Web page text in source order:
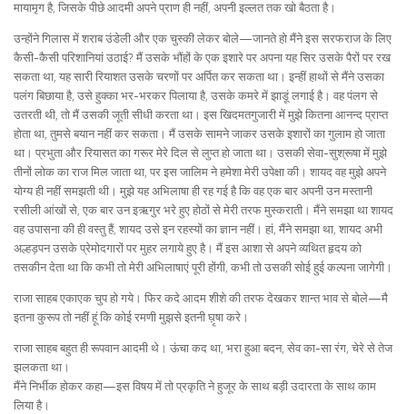
मायामृग है, जिसके पीछे आदमी अपने प्राण ही नहीं, अपनी इल्लत तक खो बैठता है।
उन्होंने गिलास में शराब उंडेली और एक चुस्की लेकर बोले—जानते हो मैंने इस सरफराज के लिए
कैसी-कैसी परिशानियां उठाई? मैं उसके भौंहों के एक इशारे पर अपना यह सिर उसके पैरों पर रख
सकता था, यह सारी रियाशत उसके चरणों पर अर्पित कर सकता था। इन्हीं हाथों से मैंने उसका
पलंग बिछाया है, उसे हुक्का भर-भरकर पिलाया है, उसके कमरे में झाडूं लगाई है। वह पंलग से
उतरती थी, तो मैं उसकी जूती सीधी करता था। इस खिदमतगुजारी में मुझे कितना आनन्द प्राप्त
होता था, तुमसे बयान नहीं कर सकता। मैं उसके सामने जाकर उसके इशारों का गुलाम हो जाता
था। प्रभुता और रियासत का गरूर मेरे दिल से लुप्त हो जाता था। उसकी सेवा-सुश्रूषा में मुझे
तीनों लोक का राज मिल जाता था, पर इस जालिम ने हमेशा मेरी उपेक्षा की। शायद वह मुझे अपने
योग्य ही नहीं समझती थी। मुझे यह अभिलाषा ही रह गई है कि वह एक बार अपनी उन मस्तानी
रसीली आंखों से, एक बार उन इऋगुर भरे हुए होठों से मेरी तरफ मुस्कराती। मैंने समझा था शायद
वह उपासना की ही वस्तु हैं, शायद उसे इन रहस्यों का ज्ञान नहीं। हां, मैंने समझा था, शायद अभी
अल्हड़पन उसके प्रेमोदगारों पर मुहर लगाये हुए है। मैं इस आशा से अपने व्यथित हृदय को
तसकीन देता था कि कभी तो मेरी अभिलाषाएं पूरी होंगी, कभी तो उसकी सोई हुई कल्पना जागेगी।
राजा साहब एकाएक चुप हो गये। फिर कदे आदम शीशे की तरफ देखकर शान्त भाव से बोले—मै
इतना कुरूप तो नहीं हूं कि कोई रमणी मुझसे इतनी घ़ृषा करे।
राजा साहब बहुत ही रूपवान आदमी थे। ऊंचा कद था, भरा हुआ बदन, सेव का-सा रंग, चेरे से तेज
झलकता था।
मैंने निर्भीक होकर कहा—इस विषय में तो प्रकृति ने हुजूर के साथ बड़ी उदारता के साथ काम
लिया है।